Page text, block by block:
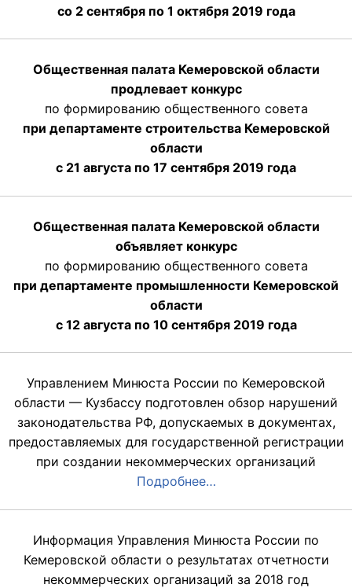
со 2 сентября по 1 октября 2019 года
Общественная палата Кемеровской области
продлевает конкурс
по формированию общественного совета
при департаменте строительства Кемеровской
области
с 21 августа по 17 сентября 2019 года
Общественная палата Кемеровской области
объявляет конкурс
по формированию общественного совета
при департаменте промышленности Кемеровской
области
с 12 августа по 10 сентября 2019 года
Управлением Минюста России по Кемеровской
области — Кузбассу подготовлен обзор нарушений
законодательства РФ, допускаемых в документах,
предоставляемых для государственной регистрации
при создании некоммерческих организаций
Подробнее…
Информация Управления Минюста России по
Кемеровской области о результатах отчетности
некоммерческих организаций за 2018 год